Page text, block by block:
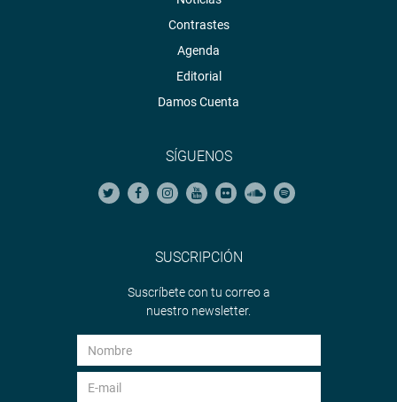
Contrastes
Agenda
Editorial
Damos Cuenta
SÍGUENOS
SUSCRIPCIÓN
Suscríbete con tu correo a
nuestro newsletter.